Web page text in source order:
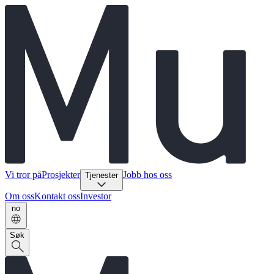
Vi tror påProsjekter Tjenester Jobb hos oss
Om ossKontakt ossInvestor
no
Søk